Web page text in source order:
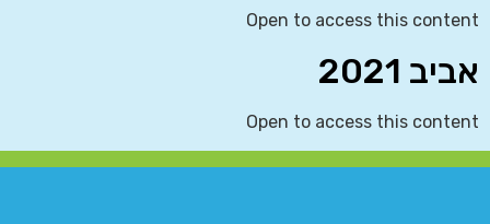
Open to access this content
אביב 2021
Open to access this content